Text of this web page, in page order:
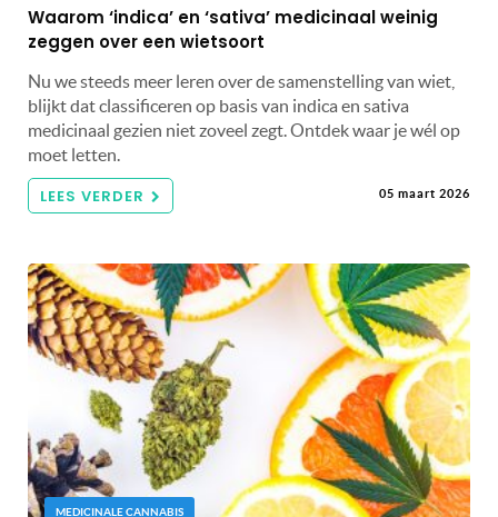
Waarom ‘indica’ en ‘sativa’ medicinaal weinig
zeggen over een wietsoort
Nu we steeds meer leren over de samenstelling van wiet,
blijkt dat classificeren op basis van indica en sativa
medicinaal gezien niet zoveel zegt. Ontdek waar je wél op
moet letten.
LEES VERDER 05 maart 2026
MEDICINALE CANNABIS